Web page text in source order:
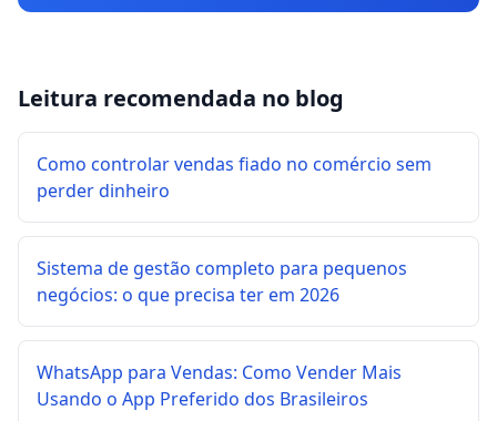
Leitura recomendada no blog
Como controlar vendas fiado no comércio sem
perder dinheiro
Sistema de gestão completo para pequenos
negócios: o que precisa ter em 2026
WhatsApp para Vendas: Como Vender Mais
Usando o App Preferido dos Brasileiros